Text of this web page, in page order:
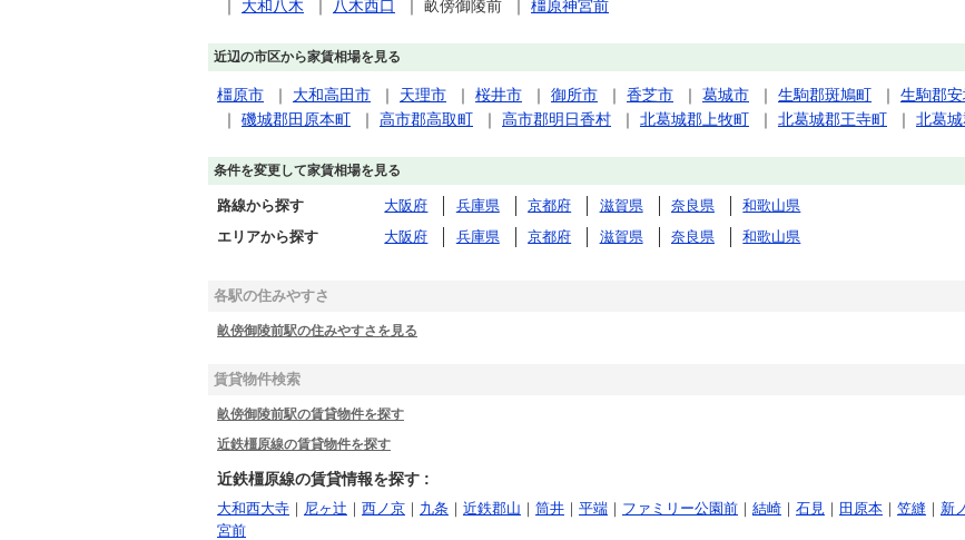
｜ 大和八木 ｜ 八木西口 ｜ 畝傍御陵前 ｜ 橿原神宮前
近辺の市区から家賃相場を見る
橿原市 ｜ 大和高田市 ｜ 天理市 ｜ 桜井市 ｜ 御所市 ｜ 香芝市 ｜ 葛城市 ｜ 生駒郡斑鳩町 ｜ 生駒郡
｜ 磯城郡田原本町 ｜ 高市郡高取町 ｜ 高市郡明日香村 ｜ 北葛城郡上牧町 ｜ 北葛城郡王寺町 ｜ 北葛
条件を変更して家賃相場を見る
路線から探す 大阪府 兵庫県 京都府 滋賀県 奈良県
和歌山県
エリアから探す
大阪府 兵庫県 京都府 滋賀県 奈良県 和歌山県
各駅の住みやすさ
畝傍御陵前駅の住みやすさを見る
賃貸物件検索
畝傍御陵前駅の賃貸物件を探す
近鉄橿原線の賃貸物件を探す
近鉄橿原線の賃貸情報を探す :
大和西大寺 ｜ 尼ヶ辻 ｜ 西ノ京 ｜ 九条 ｜ 近鉄郡山 ｜ 筒井 ｜ 平端 ｜ ファミリー公園前 ｜ 結崎 ｜ 石見 ｜ 田原本 ｜ 笠縫 ｜ 新
宮前